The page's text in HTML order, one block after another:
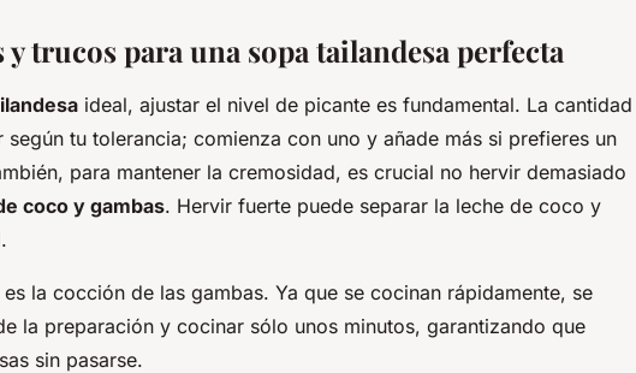
trucos para una sopa tailandesa perfecta
ideal, ajustar el nivel de picante es fundamental. La cantidad
según tu tolerancia; comienza con uno y añade más si prefieres un
para mantener la cremosidad, es crucial no hervir demasiado
coco y gambas. Hervir fuerte puede separar la leche de coco y
la cocción de las gambas. Ya que se cocinan rápidamente, se
la preparación y cocinar sólo unos minutos, garantizando que
sin pasarse.